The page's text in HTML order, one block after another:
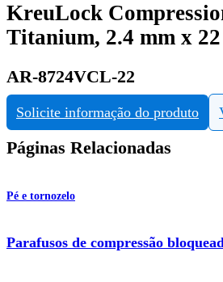
KreuLock
Titanium, 2.4 mm x
AR-8724VCL-22
Solicite informação do produto
Páginas Relacionadas
Pé e tornozelo
Parafusos de compressão